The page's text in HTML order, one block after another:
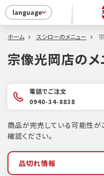
language
ホーム スシローのメニュー
宗像光岡店のメ
電話でご注文
0940-34-8838
商品が完売している可能性が
確認ください。
品切れ情報